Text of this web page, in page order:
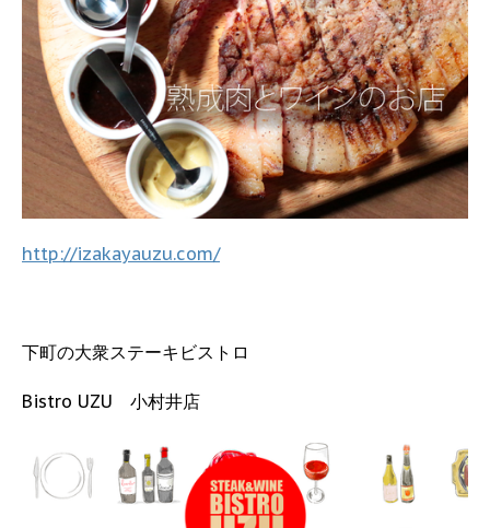
http://izakayauzu.com/
下町の大衆ステーキビストロ
Bistro UZU 小村井店